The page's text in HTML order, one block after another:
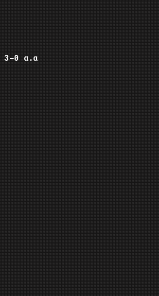
3-0 α.α